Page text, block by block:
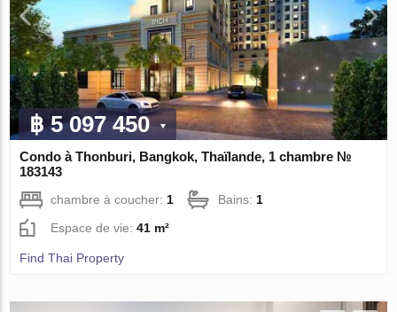
฿ 5 097 450
Condo à Thonburi, Bangkok, Thaïlande, 1 chambre №
183143
chambre à coucher:1 Bains:1
Espace de vie:41 m²
Find Thai Property